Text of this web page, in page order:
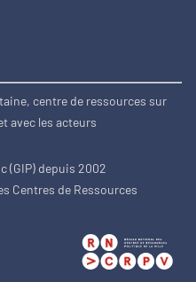
centre de ressources sur
avec les acteurs
(GIP) depuis 2002
Centres de Ressources